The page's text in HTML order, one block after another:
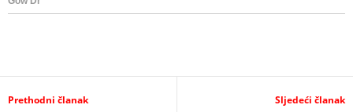
Prethodni članak Sljedeći članak